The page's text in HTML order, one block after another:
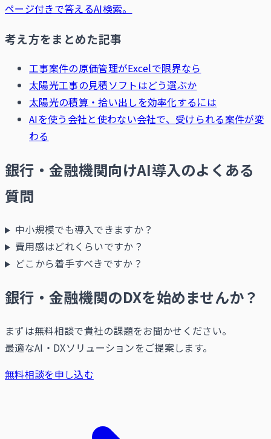
ページ付きで答えるAI検索。
考え方をまとめた記事
工事案件の原価管理がExcelで限界なら
太陽光工事の見積ソフトはどう選ぶか
太陽光の積算・拾い出しを効率化するには
AIを使う会社と使わない会社で、受けられる案件が変
わる
銀行・金融機関向けAI導入のよくある
質問
中小規模でも導入できますか？
費用感はどれくらいですか？
どこから着手すべきですか？
銀行・金融機関のDXを始めませんか？
まずは無料相談で貴社の課題をお聞かせください。
最適なAI・DXソリューションをご提案します。
無料相談を申し込む